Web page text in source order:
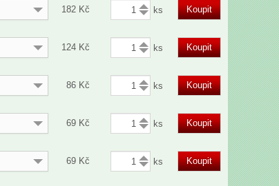
182 Kč Koupit
124 Kč Koupit
86 Kč Koupit
69 Kč Koupit
69 Kč Koupit